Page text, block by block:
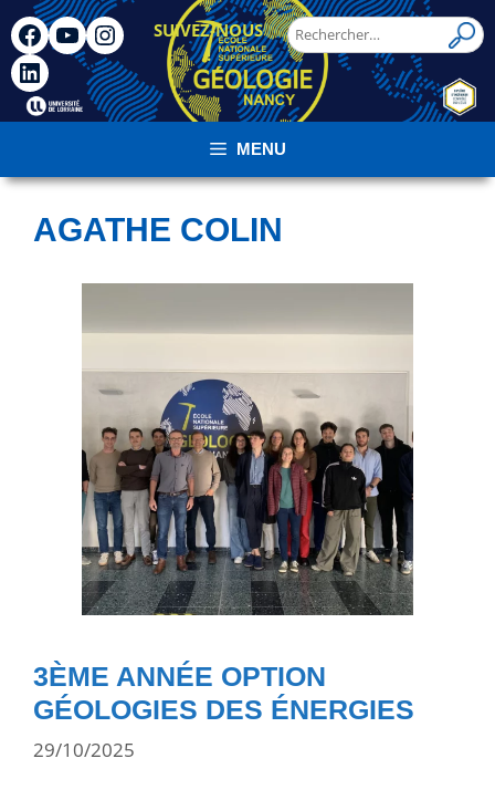
SUIVEZ-NOUS
!
MENU
AGATHE COLIN
3ÈME ANNÉE OPTION
GÉOLOGIES DES ÉNERGIES
29/10/2025